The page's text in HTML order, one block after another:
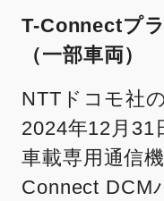
T-Connectプ
（一部車両）
NTTドコモ社
2024年12月31
車載専用通信
Connect DCM